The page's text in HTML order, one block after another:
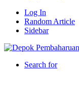
Log In
Random Article
Sidebar
Search for